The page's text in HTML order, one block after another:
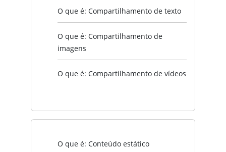
O que é: Compartilhamento de texto
O que é: Compartilhamento de
imagens
O que é: Compartilhamento de vídeos
O que é: Conteúdo estático